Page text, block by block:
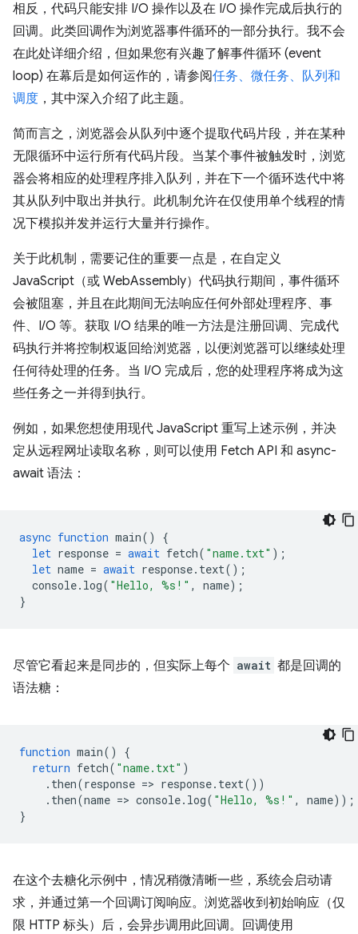
相反，代码只能安排 I/O 操作以及在 I/O 操作完成后执行的
回调。此类回调作为浏览器事件循环的一部分执行。我不会
在此处详细介绍，但如果您有兴趣了解事件循环 (event
loop) 在幕后是如何运作的，请参阅任务、微任务、队列和
调度 ，其中深入介绍了此主题。
简而言之，浏览器会从队列中逐个提取代码片段，并在某种
无限循环中运行所有代码片段。当某个事件被触发时，浏览
器会将相应的处理程序排入队列，并在下一个循环迭代中将
其从队列中取出并执行。此机制允许在仅使用单个线程的情
况下模拟并发并运行大量并行操作。
关于此机制，需要记住的重要一点是，在自定义
JavaScript（或 WebAssembly）代码执行期间，事件循环
会被阻塞，并且在此期间无法响应任何外部处理程序、事
件、I/O 等。获取 I/O 结果的唯一方法是注册回调、完成代
码执行并将控制权返回给浏览器，以便浏览器可以继续处理
任何待处理的任务。当 I/O 完成后，您的处理程序将成为这
些任务之一并得到执行。
例如，如果您想使用现代 JavaScript 重写上述示例，并决
定从远程网址读取名称，则可以使用 Fetch API 和 async-
await 语法：
async function main()
{
let response = await fetch( "name.txt" );
let name = await response. text();
console. log( "Hello, %s!" , name);
}
尽管它看起来是同步的，但实际上每个 await 都是回调的
语法糖：
function main()
{
return fetch( "name.txt" )
. then(response => response. text())
. then(name => console. log( "Hello, %s!" , name));
}
在这个去糖化示例中，情况稍微清晰一些，系统会启动请
求，并通过第一个回调订阅响应。浏览器收到初始响应（仅
限 HTTP 标头）后，会异步调用此回调。回调使用